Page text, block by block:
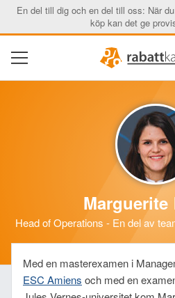
En del till dig och en del till oss: När
köp kan det ge
Marguerite
Head of Operations - En del av
Med en masterexamen i
ESC Amiens och med en